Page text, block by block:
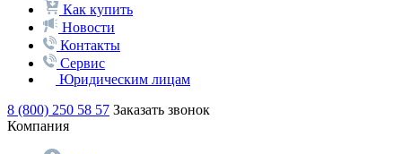
Как купить
Новости
Контакты
Сервис
Юридическим лицам
8 (800) 250 58 57 Заказать звонок
Компания